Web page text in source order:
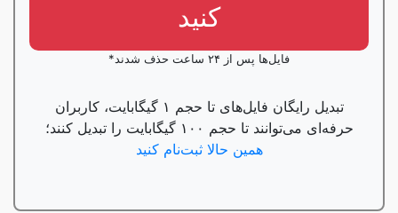
کنید
*فایل‌ها پس از ۲۴ ساعت حذف شدند
تبدیل رایگان فایل‌های تا حجم ۱ گیگابایت، کاربران
حرفه‌ای می‌توانند تا حجم ۱۰۰ گیگابایت را تبدیل کنند؛
همین حالا ثبت‌نام کنید